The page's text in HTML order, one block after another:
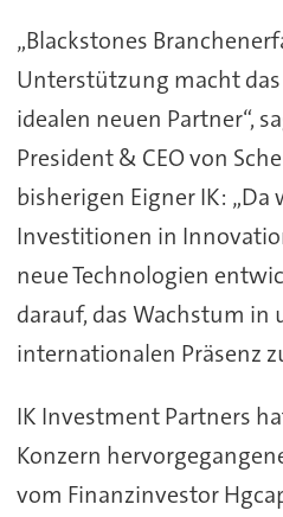
„Blackstones
Unterstützung macht
idealen neuen Partner“,
President & CEO von
bisherigen Eigner IK:
Investitionen in
neue Technologien
darauf, das Wachstum in
internationalen Präsenz
IK Investment Partners
Konzern
vom Finanzinvestor